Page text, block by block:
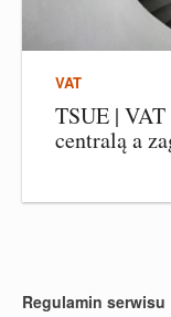
VAT
TSUE |
centralą a
Regulamin serwisu